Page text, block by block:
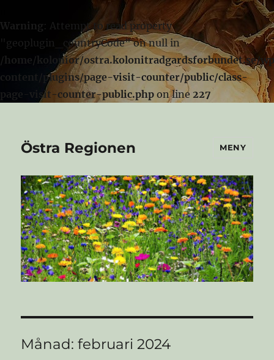
Warning : Attempt to read property
"geoplugin_countryCode" on null in
/home/kolonior/ostra.kolonitradgardsforbundet.se/
content/plugins/page-visit-counter/public/class-
page-visit-counter-public.php on line 227
Östra Regionen MENY
Månad:februari 2024